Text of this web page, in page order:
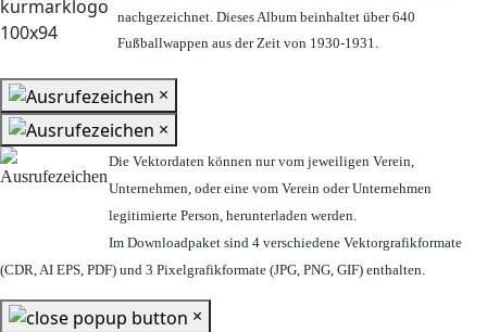
nachgezeichnet. Dieses Album beinhaltet über 640
Fußballwappen aus der Zeit von 1930-1931.
×
×
Die Vektordaten können nur vom jeweiligen Verein,
Unternehmen, oder eine vom Verein oder Unternehmen
legitimierte Person, herunterladen werden.
Im Downloadpaket sind 4 verschiedene Vektorgrafikformate
(CDR, AI EPS, PDF) und 3 Pixelgrafikformate (JPG, PNG, GIF) enthalten.
×